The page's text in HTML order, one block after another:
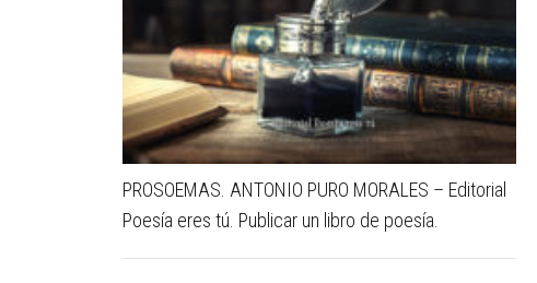
PROSOEMAS. ANTONIO PURO MORALES – Editorial
Poesía eres tú. Publicar un libro de poesía.